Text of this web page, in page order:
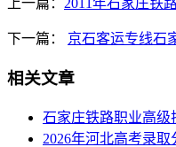
上一篇： 2011年石家庄铁
下一篇： 京石客运专线石
相关文章
石家庄铁路职业高级
2026年河北高考录